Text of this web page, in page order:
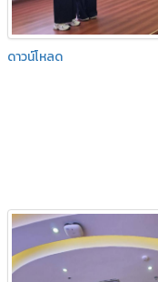
ดาวน์โหลด